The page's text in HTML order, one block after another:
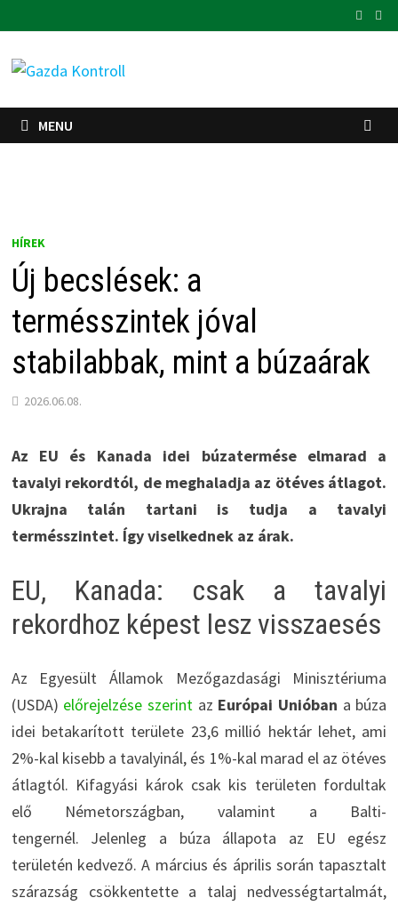
to
content
MENU
HÍREK
Új becslések: a
termésszintek jóval
stabilabbak, mint a búzaárak
2026.06.08.
Az EU és Kanada idei búzatermése elmarad a
tavalyi rekordtól, de meghaladja az ötéves átlagot.
Ukrajna talán tartani is tudja a tavalyi
termésszintet. Így viselkednek az árak.
EU, Kanada: csak a tavalyi
rekordhoz képest lesz visszaesés
Az Egyesült Államok Mezőgazdasági Minisztériuma
(USDA) előrejelzése szerint az Európai Unióban a búza
idei betakarított területe 23,6 millió hektár lehet, ami
2%-kal kisebb a tavalyinál, és 1%-kal marad el az ötéves
átlagtól. Kifagyási károk csak kis területen fordultak
elő Németországban, valamint a Balti-
tengernél. Jelenleg a búza állapota az EU egész
területén kedvező. A március és április során tapasztalt
szárazság csökkentette a talaj nedvességtartalmát,